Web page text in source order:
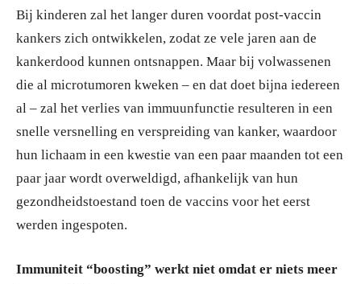
Bij kinderen zal het langer duren voordat post-vaccin
kankers zich ontwikkelen, zodat ze vele jaren aan de
kankerdood kunnen ontsnappen. Maar bij volwassenen
die al microtumoren kweken – en dat doet bijna iedereen
al – zal het verlies van immuunfunctie resulteren in een
snelle versnelling en verspreiding van kanker, waardoor
hun lichaam in een kwestie van een paar maanden tot een
paar jaar wordt overweldigd, afhankelijk van hun
gezondheidstoestand toen de vaccins voor het eerst
werden ingespoten.
Immuniteit “boosting” werkt niet omdat er niets meer